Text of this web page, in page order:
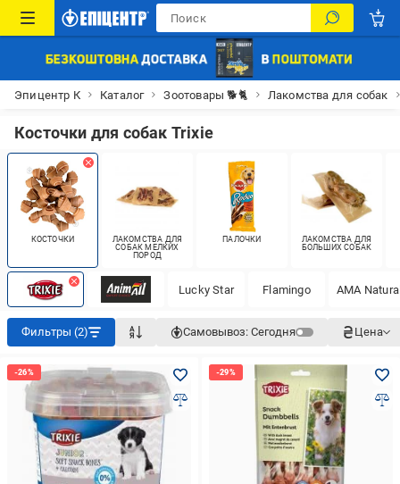
Эпицентр К Каталог Зоотовары 🐕🐈 Лакомства для собак
Косточки для собак Trixie
КОСТОЧКИ
ЛАКОМСТВА ДЛЯ
СОБАК МЕЛКИХ
ПОРОД
ПАЛОЧКИ
ЛАКОМСТВА ДЛЯ
БОЛЬШИХ СОБАК
Lucky Star Flamingo AMA
Фильтры (2) Самовывоз: Сегодня Цена